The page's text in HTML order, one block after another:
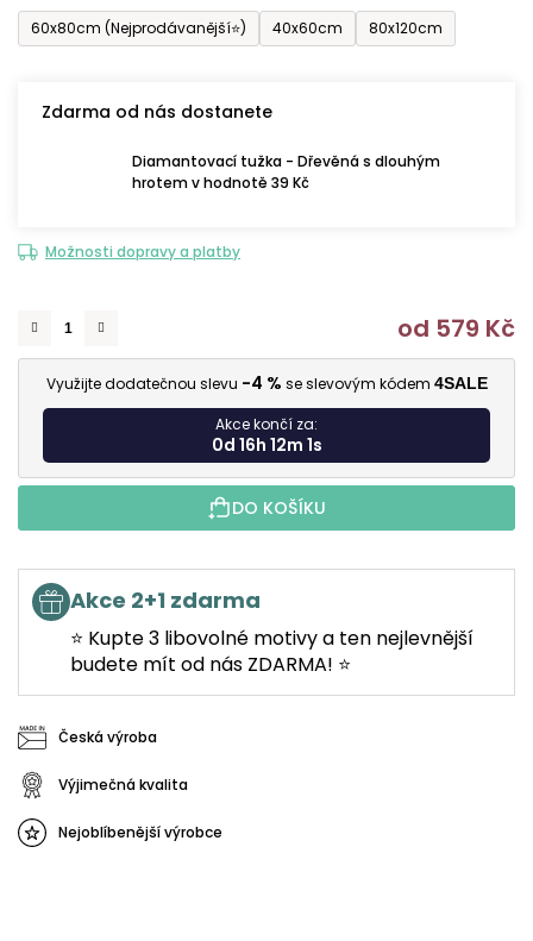
60x80cm (Nejprodávanější⭐)
40x60cm 80x120cm
Zdarma od nás dostanete
Diamantovací tužka - Dřevěná s dlouhým
hrotem v hodnotě 39 Kč
Možnosti dopravy a platby
od 579 Kč
Využijte dodatečnou slevu -4 % se slevovým kódem 4SALE
Akce končí za:
0d 16h 12m 0s
DO KOŠÍKU
Akce 2+1 zdarma
⭐ Kupte 3 libovolné motivy a ten nejlevnější
budete mít od nás ZDARMA! ⭐
Česká výroba
Výjimečná kvalita
Nejoblíbenější výrobce